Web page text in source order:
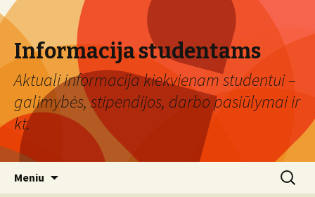
Informacija studentams
Aktuali informacija kiekvienam studentui –
galimybės, stipendijos, darbo pasiūlymai ir
kt.
Meniu Ieškoti: